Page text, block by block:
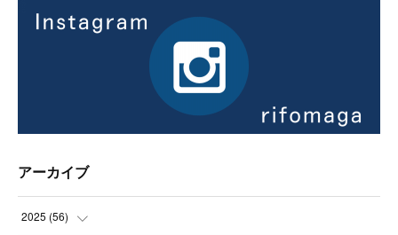
アーカイブ
2025 (56)